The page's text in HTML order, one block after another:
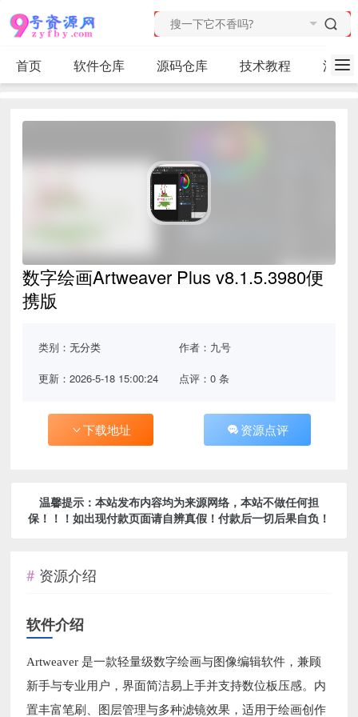
首页 软件仓库 源码仓库 技术教程 活动
数字绘画Artweaver Plus v8.1.5.3980便
携版
类别：无分类 作者：九号
更新：2026-5-18 15:00:24 点评：0 条
下载地址 资源点评
温馨提示：本站发布内容均为来源网络，本站不做任何担
保！！！如出现付款页面请自辨真假！付款后一切后果自负！
资源介绍
软件介绍
Artweaver 是一款轻量级数字绘画与图像编辑软件，兼顾
新手与专业用户，界面简洁易上手并支持数位板压感。内
置丰富笔刷、图层管理与多种滤镜效果，适用于绘画创作